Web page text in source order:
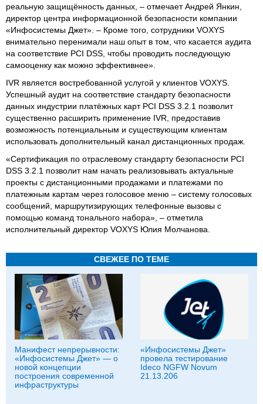
реальную защищённость данных, – отмечает Андрей Янкин,
директор центра информационной безопасности компании
«Инфосистемы Джет». – Кроме того, сотрудники VOXYS
внимательно перенимали наш опыт в том, что касается аудита
на соответствие PCI DSS, чтобы проводить последующую
самооценку как можно эффективнее».
IVR является востребованной услугой у клиентов VOXYS.
Успешный аудит на соответствие стандарту безопасности
данных индустрии платёжных карт PCI DSS 3.2.1 позволит
существенно расширить применение IVR, предоставив
возможность потенциальным и существующим клиентам
использовать дополнительный канал дистанционных продаж.
«Сертификация по отраслевому стандарту безопасности PCI
DSS 3.2.1 позволит нам начать реализовывать актуальные
проекты с дистанционными продажами и платежами по
платежным картам через голосовое меню – систему голосовых
сообщений, маршрутизирующих телефонные вызовы с
помощью команд тонального набора», – отметила
исполнительный директор VOXYS Юлия Молчанова.
СВЕЖЕЕ ПО ТЕМЕ
Манифест непрерывности:
«Инфосистемы Джет» — о
новой концепции
построения современной
инфраструктуры
«Инфосистемы Джет»
провела тестирование
Ideco NGFW Novum
21.13.206